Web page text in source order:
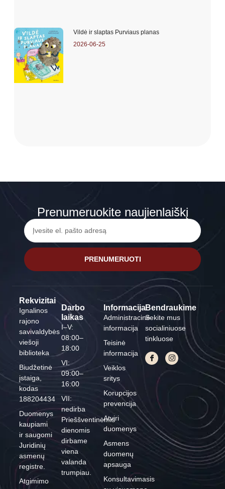
Vildė ir slaptas Purviaus planas
2026-06-25
Prenumeruokite naujienlaiškį
PRENUMERUOTI
Rekvizitai
Ignalinos
rajono
savivaldybės
viešoji
biblioteka
Biudžetinė
įstaiga,
kodas
188204434
Duomenys
kaupiami
ir saugomi
Juridinių
asmenų
registre.
Atgimimo
Darbo
laikas
I–V:
08:00–
18:00
VI:
09:00–
16:00
VII:
nedirba
Prieššventinėmis
dienomis
dirbame
viena
valanda
trumpiau.
Informacija
Administracinė
informacija
Teisinė
informacija
Veiklos
sritys
Korupcijos
prevencija
Atviri
duomenys
Asmens
duomenų
apsauga
Konsultavimasis
Bendraukime
Sekite mus
socialiniuose
tinkluose